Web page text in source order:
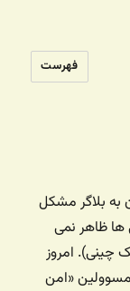
فهرست
به بلاگر مشکل
ظاهر نمی
چینی). امروز
«امن